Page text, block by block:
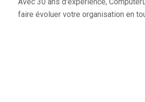
faire évoluer votre organisation en